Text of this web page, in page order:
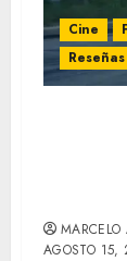
Cine
Reseñas
AGOSTO 15,